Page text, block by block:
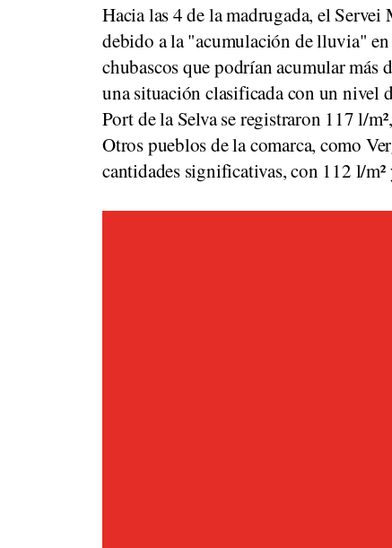
Hacia las 4 de la madrugada, el
debido a la "acumulación de lluvia"
chubascos que podrían acumular más
una situación clasificada con un nivel
Port de la Selva se registraron 117 l/
Otros pueblos de la comarca, como
cantidades significativas, con 112 l/m²